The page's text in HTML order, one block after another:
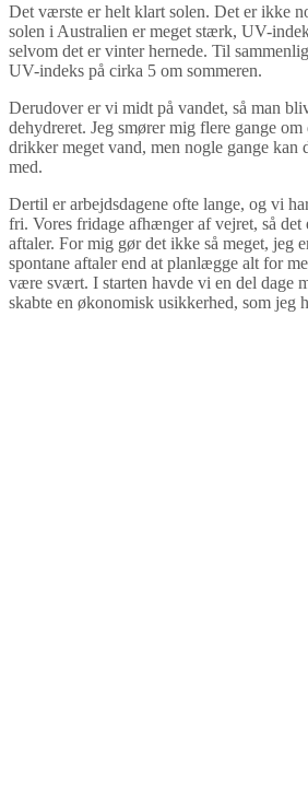
Det værste er helt klart solen. Det er ikke
solen i Australien er meget stærk, UV-
selvom det er vinter hernede. Til
UV-indeks på cirka 5 om sommeren.
Derudover er vi midt på vandet, så man
dehydreret. Jeg smører mig flere gange
drikker meget vand, men nogle gange
med.
Dertil er arbejdsdagene ofte lange, og vi
fri. Vores fridage afhænger af vejret, så
aftaler. For mig gør det ikke så meget, jeg
spontane aftaler end at planlægge alt for
være svært. I starten havde vi en del dage
skabte en økonomisk usikkerhed, som jeg